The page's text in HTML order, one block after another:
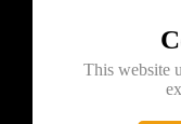
This website
Kontakt